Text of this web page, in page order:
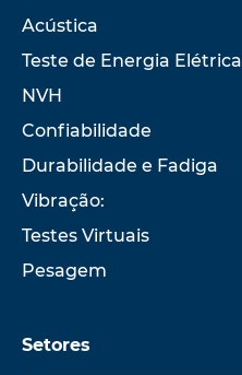
Acústica
Teste de Energia Elétrica
NVH
Confiabilidade
Durabilidade e Fadiga
Vibração:
Testes Virtuais
Pesagem
Setores